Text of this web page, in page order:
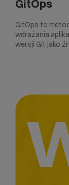
GitOps
GitOps to
wdrażania
wersji Git jako